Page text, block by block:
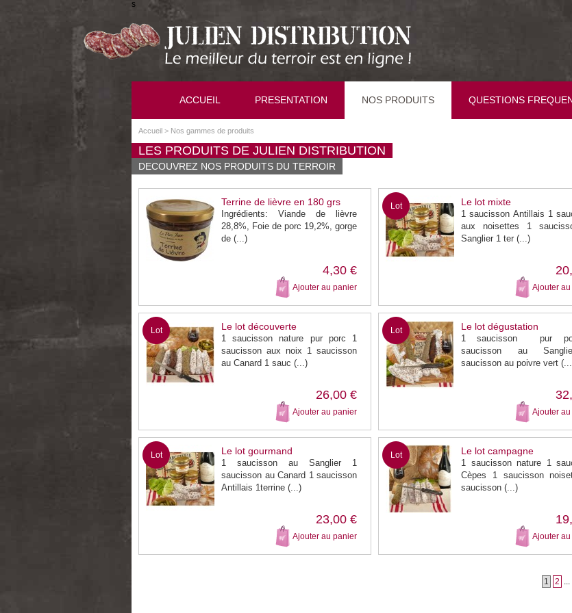
s
ACCUEIL PRESENTATION NOS PRODUITS QUESTIONS
Accueil > Nos gammes de produits
LES PRODUITS DE JULIEN DISTRIBUTION
DECOUVREZ NOS PRODUITS DU TERROIR
Terrine de lièvre en 180 grs
Ingrédients: Viande de lièvre
28,8%, Foie de porc 19,2%, gorge
de (...)
4,30 €
Ajouter au panier
Le lot mixte
1 saucisson Antillais 1
aux noisettes 1
Sanglier 1 ter (...)
Lot
Ajouter
Le lot découverte
1 saucisson nature pur porc 1
saucisson aux noix 1 saucisson
au Canard 1 sauc (...)
26,00 €
Lot
Ajouter au panier
Le lot dégustation
1 saucisson pur
saucisson au
saucisson au poivre vert
Lot
Ajouter
Le lot gourmand
1 saucisson au Sanglier 1
saucisson au Canard 1 saucisson
Antillais 1terrine (...)
23,00 €
Lot
Ajouter au panier
Le lot campagne
1 saucisson nature 1
Cèpes 1 saucisson
saucisson (...)
Lot
Ajouter
1 2 ...